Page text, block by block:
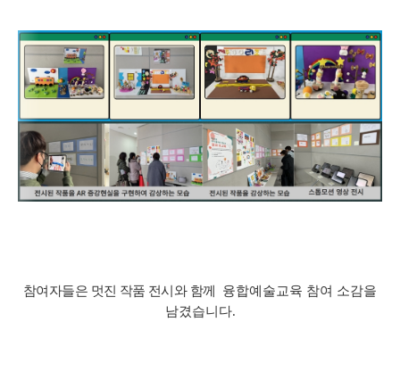
참여자들은 멋진 작품 전시와 함께
융합예술교육 참여 소감을
남겼습니다.